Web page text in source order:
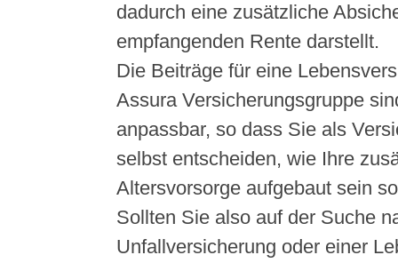
dadurch eine zusätzliche
empfangenden Rente darstellt.
Die Beiträge für eine
Assura Versicherungsgruppe
anpassbar, so dass Sie als
selbst entscheiden, wie Ihre
Altersvorsorge aufgebaut sein
Sollten Sie also auf der Suche
Unfallversicherung oder einer